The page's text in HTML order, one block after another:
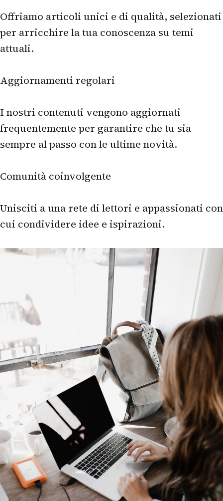
Offriamo articoli unici e di qualità, selezionati
per arricchire la tua conoscenza su temi
attuali.
Aggiornamenti regolari
I nostri contenuti vengono aggiornati
frequentemente per garantire che tu sia
sempre al passo con le ultime novità.
Comunità coinvolgente
Unisciti a una rete di lettori e appassionati con
cui condividere idee e ispirazioni.